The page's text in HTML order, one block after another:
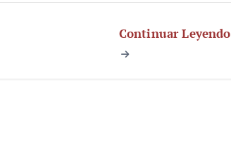
Continuar Leyendo